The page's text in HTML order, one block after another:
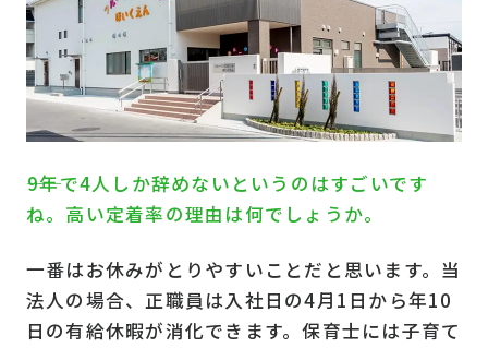
――9年で4人しか辞めないというのはすごいです
ね。高い定着率の理由は何でしょうか。
一番はお休みがとりやすいことだと思います。当
法人の場合、正職員は入社日の4月1日から年10
日の有給休暇が消化できます。保育士には子育て